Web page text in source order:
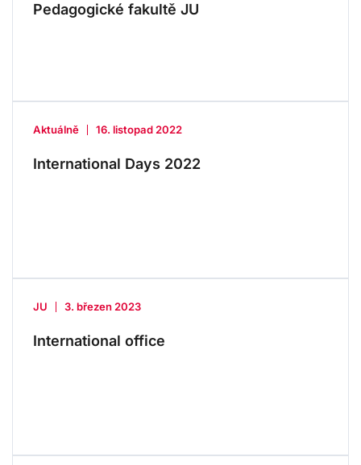
Pedagogické fakultě JU
Aktuálně 16. listopad 2022
International Days 2022
JU 3. březen 2023
International office